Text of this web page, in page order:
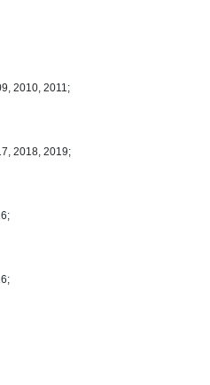
2010, 2011;
2018, 2019;